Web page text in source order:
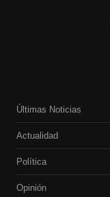
Últimas Noticias
Actualidad
Política
Opinión